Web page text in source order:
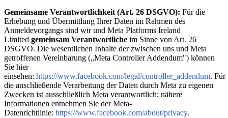
Gemeinsame Verantwortlichkeit (Art. 26 DSGVO): Für die
Erhebung und Übermittlung Ihrer Daten im Rahmen des
Anmeldevorgangs sind wir und Meta Platforms Ireland
Limited gemeinsam Verantwortliche im Sinne von Art. 26
DSGVO. Die wesentlichen Inhalte der zwischen uns und Meta
getroffenen Vereinbarung („Meta Controller Addendum") können
Sie hier
einsehen: https://www.facebook.com/legal/controller_addendum. Für
die anschließende Verarbeitung der Daten durch Meta zu eigenen
Zwecken ist ausschließlich Meta verantwortlich; nähere
Informationen entnehmen Sie der Meta-
Datenrichtlinie: https://www.facebook.com/about/privacy.